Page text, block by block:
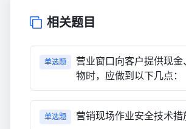
相关题目
单选题
营业窗口向客户提供现
物时，应做到以下几点：
单选题 营销现场作业安全技术措